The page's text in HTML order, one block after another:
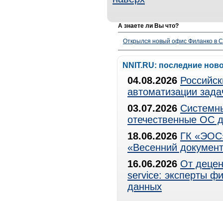
А знаете ли Вы что?
Открылся новый офис Филанко в
NNIT.RU: последние
04.08.2026
автоматизации
03.07.2026
отечественные ОС
18.06.2026 ГК
«Весенний
16.06.2026 От
service: эксперты
данных